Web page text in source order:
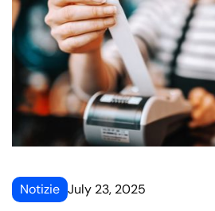
Notizie July 23, 2025